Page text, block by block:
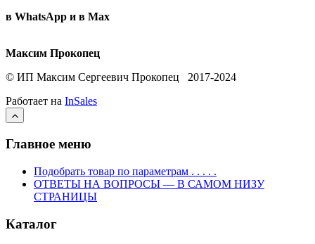
в WhatsApp и в Max
Максим Прокопец
© ИП Максим Сергеевич Прокопец 2017-2024
Работает на InSales
Главное меню
Подобрать товар по параметрам . . . . .
ОТВЕТЫ НА ВОПРОСЫ — В САМОМ НИЗУ
СТРАНИЦЫ
Каталог